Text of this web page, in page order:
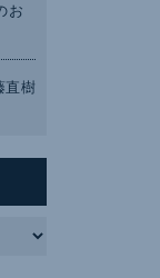
お
直樹